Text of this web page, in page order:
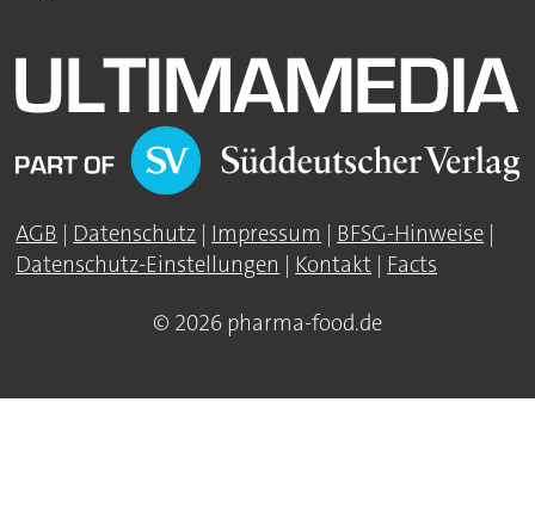
AGB | Datenschutz | Impressum | BFSG-Hinweise |
Datenschutz-Einstellungen | Kontakt | Facts
© 2026 pharma-food.de